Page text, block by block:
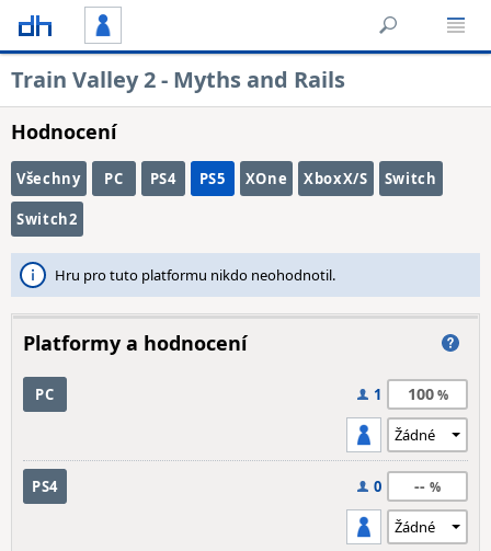
Train Valley 2 - Myths and Rails
Hodnocení
Všechny PC PS4 PS5 XOne XboxX/S Switch
Switch2
Hru pro tuto platformu nikdo neohodnotil.
Platformy a hodnocení
PC 1 100
PS4 0 --